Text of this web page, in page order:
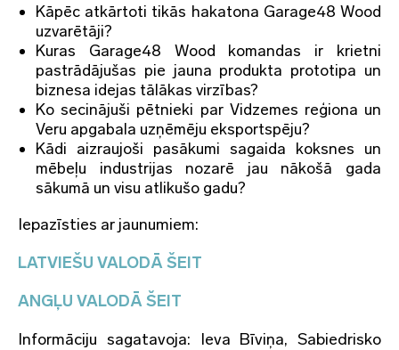
Kāpēc atkārtoti tikās hakatona Garage48 Wood
uzvarētāji?
Kuras Garage48 Wood komandas ir krietni
pastrādājušas pie jauna produkta prototipa un
biznesa idejas tālākas virzības?
Ko secinājuši pētnieki par Vidzemes reģiona un
Veru apgabala uzņēmēju eksportspēju?
Kādi aizraujoši pasākumi sagaida koksnes un
mēbeļu industrijas nozarē jau nākošā gada
sākumā un visu atlikušo gadu?
Iepazīsties ar jaunumiem:
LATVIEŠU VALODĀ ŠEIT
ANGĻU VALODĀ ŠEIT
Informāciju sagatavoja: Ieva Bīviņa, Sabiedrisko